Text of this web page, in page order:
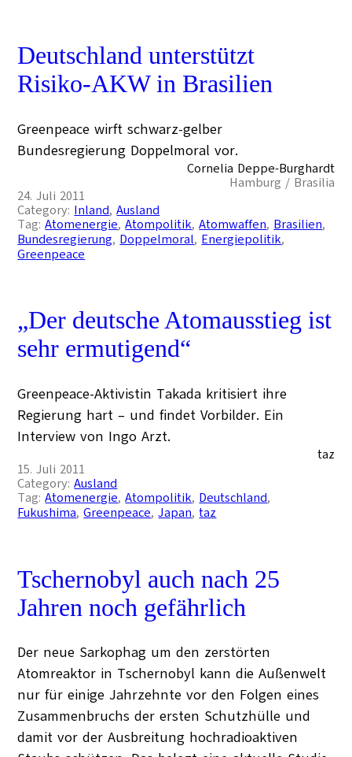
Deutschland unterstützt
Risiko-AKW in Brasilien
Greenpeace wirft schwarz-gelber
Bundesregierung Doppelmoral vor.
Cornelia Deppe-Burghardt
Hamburg / Brasilia
24. Juli 2011
Category: Inland, Ausland
Tag:Atomenergie, Atompolitik, Atomwaffen, Brasilien
Bundesregierung, Doppelmoral, Energiepolitik
Greenpeace
„Der deutsche Atomausstieg ist
sehr ermutigend“
Greenpeace-Aktivistin Takada kritisiert ihre
Regierung hart – und findet Vorbilder. Ein
Interview von Ingo Arzt.
taz
15. Juli 2011
Category:Ausland
Tag:Atomenergie, Atompolitik, Deutschland
Fukushima, Greenpeace, Japan, taz
Tschernobyl auch nach 25
Jahren noch gefährlich
Der neue Sarkophag um den zerstörten
Atomreaktor in Tschernobyl kann die Außenwelt
nur für einige Jahrzehnte vor den Folgen eines
Zusammenbruchs der ersten Schutzhülle und
damit vor der Ausbreitung hochradioaktiven